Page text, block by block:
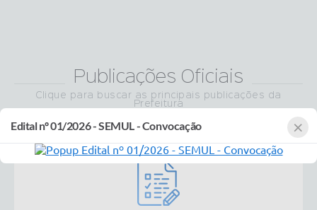
Publicações Oficiais
Clique para buscar as principais publicações da
Prefeitura
×
Edital nº 01/2026 - SEMUL - Convocação